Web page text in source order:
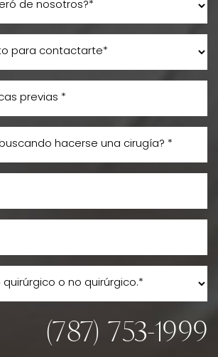
(787) 753-1999